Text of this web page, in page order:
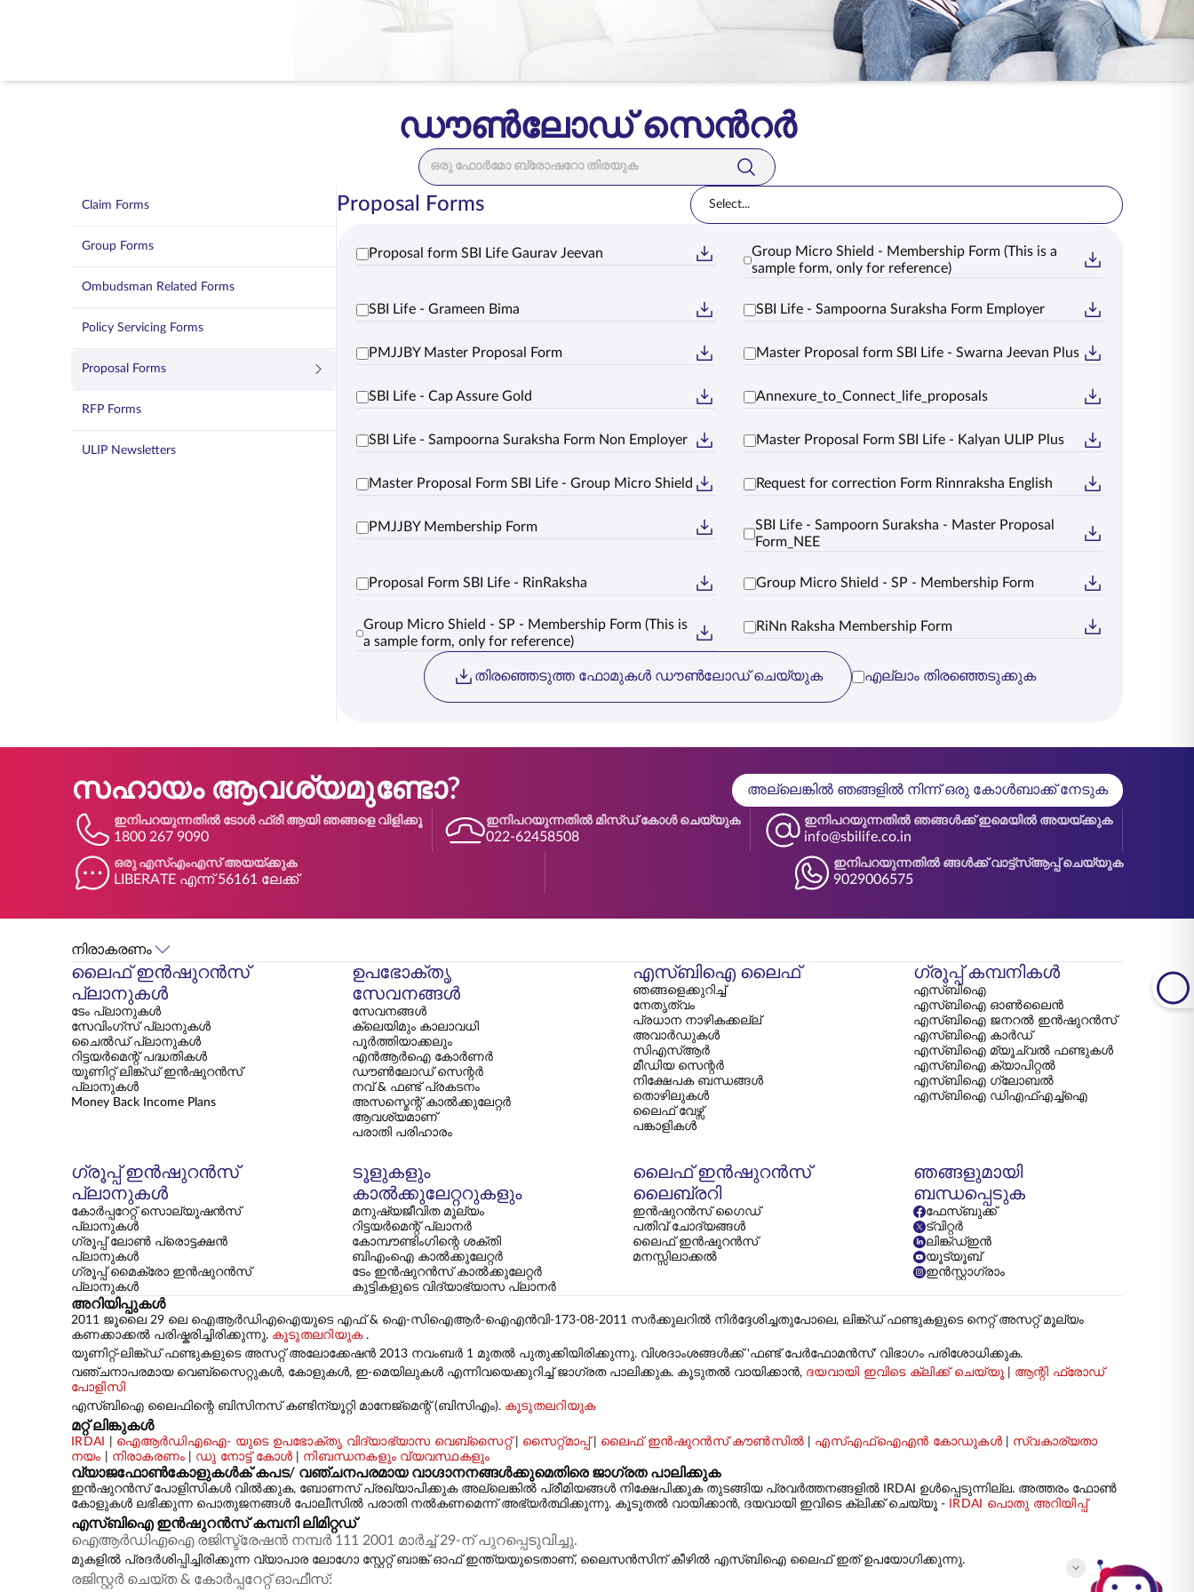
ഡൗൺലോഡ് സെൻറർ
Search Bar
Claim Forms
Group Forms
Ombudsman Related Forms
Policy Servicing Forms
Proposal Forms
RFP Forms
ULIP Newsletters
Proposal Forms Select...
Proposal form SBI Life Gaurav Jeevan
Group Micro Shield - Membership Form (This is a
sample form, only for reference)
SBI Life - Grameen Bima SBI Life - Sampoorna Suraksha Form Employer
PMJJBY Master Proposal Form Master Proposal form SBI Life - Swarna Jeevan Plus
SBI Life - Cap Assure Gold Annexure_to_Connect_life_proposals
SBI Life - Sampoorna Suraksha Form Non Employer Master Proposal Form SBI Life - Kalyan ULIP Plus
Master Proposal Form SBI Life - Group Micro Shield Request for correction Form Rinnraksha English
PMJJBY Membership Form
SBI Life - Sampoorn Suraksha - Master Proposal
Form_NEE
Proposal Form SBI Life - RinRaksha Group Micro Shield - SP - Membership Form
Group Micro Shield - SP - Membership Form (This is
a sample form, only for reference)
RiNn Raksha Membership Form
തിരഞ്ഞെടുത്ത ഫോമുകൾ ഡൗൺലോഡ് ചെയ്യുക എല്ലാം തിരഞ്ഞെടുക്കുക
സഹായം ആവശ്യമുണ്ടോ? അല്ലെങ്കിൽ ഞങ്ങളിൽ നിന്ന് ഒരു കോൾബാക്ക് നേടുക
ഇനിപറയുന്നതിൽ ടോൾ ഫ്രീ ആയി ഞങ്ങളെ വിളിക്കൂ
1800 267 9090
ഇനിപറയുന്നതിൽ മിസ്ഡ് കോൾ ചെയ്യുക
022-62458508
ഇനിപറയുന്നതിൽ ഞങ്ങൾക്ക് ഇമെയിൽ അയയ്ക്കുക
info@sbilife.co.in
ഒരു എസ്എംഎസ് അയയ്ക്കുക
LIBERATE എന്ന് 56161 ലേക്ക്
ഇനിപറയുന്നതിൽ ങ്ങൾക്ക് വാട്ട്‌സ്ആപ്പ് ചെയ്യുക
9029006575
നിരാകരണം
ലൈഫ് ഇൻഷുറൻസ്
പ്ലാനുകൾ
ടേം പ്ലാനുകൾ
സേവിംഗ്സ് പ്ലാനുകൾ
ചൈൽഡ് പ്ലാനുകൾ
റിട്ടയർമെന്റ് പദ്ധതികൾ
യൂണിറ്റ് ലിങ്ക്ഡ് ഇൻഷുറൻസ്
പ്ലാനുകൾ
Money Back Income Plans
ഉപഭോക്തൃ
സേവനങ്ങൾ
സേവനങ്ങള്‍
ക്ലെയിമും കാലാവധി
പൂർത്തിയാക്കലും
എൻആർഐ കോർണർ
ഡൗൺലോഡ് സെന്റർ
നവ് & ഫണ്ട് പ്രകടനം
അസസ്മെന്റ് കാൽക്കുലേറ്റർ
ആവശ്യമാണ്
പരാതി പരിഹാരം
എസ്‌ബിഐ ലൈഫ്
ഞങ്ങളെക്കുറിച്ച്
നേതൃത്വം
പ്രധാന നാഴികക്കല്ല്
അവാർഡുകൾ
സി‌എസ്‌ആർ
മീഡിയ സെന്റർ
നിക്ഷേപക ബന്ധങ്ങൾ
തൊഴിലുകൾ
ലൈഫ് വേഴ്സ്
പങ്കാളികൾ
ഗ്രൂപ്പ് കമ്പനികൾ
എസ്‌ബി‌ഐ
എസ്‌ബി‌ഐ ഓൺലൈൻ
എസ്‌ബി‌ഐ ജനറൽ ഇൻഷുറൻസ്
എസ്‌ബി‌ഐ കാർഡ്
എസ്‌ബി‌ഐ മ്യൂച്വൽ ഫണ്ടുകൾ
എസ്‌ബി‌ഐ ക്യാപിറ്റൽ
എസ്‌ബി‌ഐ ഗ്ലോബൽ
എസ്‌ബി‌ഐ ഡി‌എഫ്‌എച്ച്‌ഐ
ഗ്രൂപ്പ് ഇൻഷുറൻസ്
പ്ലാനുകൾ
കോർപ്പറേറ്റ് സൊല്യൂഷൻസ്
പ്ലാനുകൾ
ഗ്രൂപ്പ് ലോൺ പ്രൊട്ടക്ഷൻ
പ്ലാനുകൾ
ഗ്രൂപ്പ് മൈക്രോ ഇൻഷുറൻസ്
പ്ലാനുകൾ
ടൂളുകളും
കാൽക്കുലേറ്ററുകളും
മനുഷ്യജീവിത മൂല്യം
റിട്ടയർമെന്റ് പ്ലാനർ
കോമ്പൗണ്ടിംഗിന്റെ ശക്തി
ബിഎംഐ കാൽക്കുലേറ്റർ
ടേം ഇൻഷുറൻസ് കാൽക്കുലേറ്റർ
കുട്ടികളുടെ വിദ്യാഭ്യാസ പ്ലാനർ
ലൈഫ് ഇൻഷുറൻസ്
ലൈബ്രറി
ഇൻഷുറൻസ് ഗൈഡ്
പതിവ് ചോദ്യങ്ങൾ
ലൈഫ് ഇൻഷുറൻസ്
മനസ്സിലാക്കൽ
ഞങ്ങളുമായി
ബന്ധപ്പെടുക
ഫേസ്ബുക്ക്
ട്വിറ്റർ
ലിങ്ക്ഡ്ഇൻ
യൂട്യൂബ്
ഇൻസ്റ്റാഗ്രാം
അറിയിപ്പുകൾ
2011 ജൂലൈ 29 ലെ ഐആർഡിഎഐയുടെ എഫ് & ഐ-സിഐആർ-ഐഎൻവി-173-08-2011 സർക്കുലറിൽ നിർദ്ദേശിച്ചതുപോലെ, ലിങ്ക്ഡ് ഫണ്ടുകളുടെ നെറ്റ് അസറ്റ് മൂല്യം
കണക്കാക്കൽ പരിഷ്കരിച്ചിരിക്കുന്നു. കൂടുതലറിയുക.
യൂണിറ്റ്-ലിങ്ക്ഡ് ഫണ്ടുകളുടെ അസറ്റ് അലോക്കേഷൻ 2013 നവംബർ 1 മുതൽ പുതുക്കിയിരിക്കുന്നു. വിശദാംശങ്ങൾക്ക് 'ഫണ്ട് പേർഫോമൻസ്' വിഭാഗം പരിശോധിക്കുക.
വഞ്ചനാപരമായ വെബ്‌സൈറ്റുകൾ, കോളുകൾ, ഇ-മെയിലുകൾ എന്നിവയെക്കുറിച്ച് ജാഗ്രത പാലിക്കുക. കൂടുതൽ വായിക്കാൻ, ദയവായി ഇവിടെ ക്ലിക്ക് ചെയ്യൂ| ആന്റി ഫ്രോഡ്
പോളിസി
എസ്‌ബിഐ ലൈഫിന്റെ ബിസിനസ് കണ്ടിന്യൂറ്റി മാനേജ്‌മെന്റ് (ബിസിഎം). കൂടുതലറിയുക
മറ്റ് ലിങ്കുകൾ
IRDAI ഐആർഡിഎഐ- യുടെ ഉപഭോക്തൃ വിദ്യാഭ്യാസ വെബ്‌സൈറ്റ്| സൈറ്റ്മാപ്പ്| ലൈഫ് ഇൻഷുറൻസ് കൗൺസിൽ എസ്എഫ്ഐഎൻ കോഡുകൾ| സ്വകാര്യതാ
നയം
നിരാകരണം ഡു നോട്ട് കോൾ നിബന്ധനകളും വ്യവസ്ഥകളും
വ്യാജഫോൺകോളുകൾക് കപട/ വഞ്ചനപരമായ വാഗ്ദാനനങ്ങൾക്കുമെതിരെ ജാഗ്രത പാലിക്കുക
ഇൻഷുറൻസ് പോളിസികൾ വിൽക്കുക, ബോണസ് പ്രഖ്യാപിക്കുക അല്ലെങ്കിൽ പ്രീമിയങ്ങൾ നിക്ഷേപിക്കുക തുടങ്ങിയ പ്രവർത്തനങ്ങളിൽ IRDAI ഉൾപ്പെടുന്നില്ല. അത്തരം ഫോൺ
കോളുകൾ ലഭിക്കുന്ന പൊതുജനങ്ങൾ പോലീസിൽ പരാതി നൽകണമെന്ന് അഭ്യർത്ഥിക്കുന്നു. കൂടുതൽ വായിക്കാൻ, ദയവായി ഇവിടെ ക്ലിക്ക് ചെയ്യൂ -
IRDAI പൊതു അറിയിപ്പ്
എസ്‌ബി‌ഐ ഇൻഷുറൻസ് കമ്പനി ലിമിറ്റഡ്
ഐആർഡിഎഐ രജിസ്ട്രേഷൻ നമ്പർ 111 2001 മാർച്ച് 29-ന് പുറപ്പെടുവിച്ചു.
മുകളിൽ പ്രദർശിപ്പിച്ചിരിക്കുന്ന വ്യാപാര ലോഗോ സ്റ്റേറ്റ് ബാങ്ക് ഓഫ് ഇന്ത്യയുടെതാണ്, ലൈസൻസിന് കീഴിൽ എസ്‌ബി‌ഐ ലൈഫ് ഇത് ഉപയോഗിക്കുന്നു.
രജിസ്റ്റർ ചെയ്ത & കോർപ്പറേറ്റ് ഓഫീസ്: